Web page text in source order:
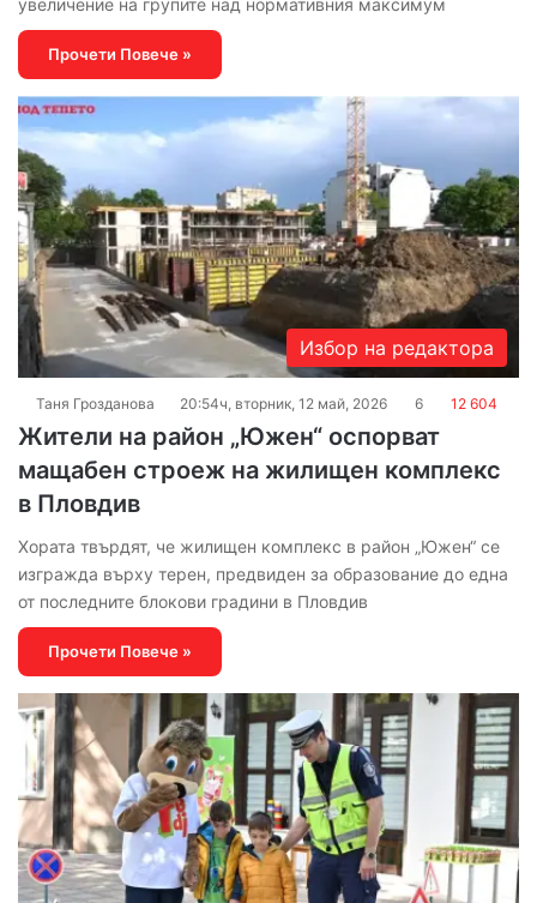
увеличение на групите над нормативния максимум
Прочети Повече »
Избор на редактора
Таня Грозданова 20:54ч, вторник, 12 май, 2026 6 12 604
Жители на район „Южен“ оспорват
мащабен строеж на жилищен комплекс
в Пловдив
Хората твърдят, че жилищен комплекс в район „Южен“ се
изгражда върху терен, предвиден за образование до една
от последните блокови градини в Пловдив
Прочети Повече »